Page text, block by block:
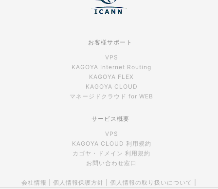
お客様サポート
VPS
KAGOYA Internet Routing
KAGOYA FLEX
KAGOYA CLOUD
マネージドクラウド for WEB
サービス概要
VPS
KAGOYA CLOUD 利用規約
カゴヤ・ドメイン 利用規約
お問い合わせ窓口
会社情報 個人情報保護方針 個人情報の取り扱いについて